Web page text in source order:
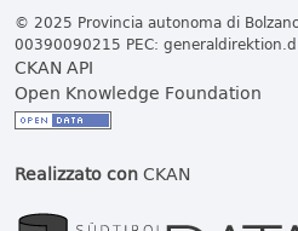
© 2025 Provincia autonoma di
00390090215 PEC:
CKAN API
Open Knowledge Foundation
Realizzato conCKAN